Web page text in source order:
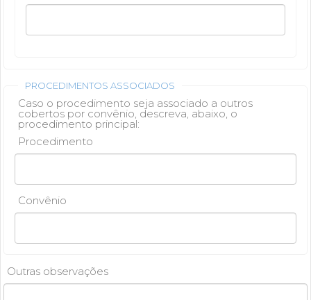
PROCEDIMENTOS ASSOCIADOS
Caso o procedimento seja associado a outros
cobertos por convênio, descreva, abaixo, o
procedimento principal:
Procedimento
Convênio
Outras observações